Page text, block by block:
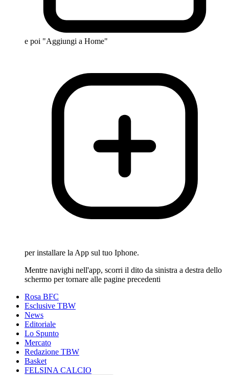
e poi "Aggiungi a Home"
per installare la App sul tuo Iphone.
Mentre navighi nell'app, scorri il dito da sinistra a destra dello
schermo per tornare alle pagine precedenti
Rosa BFC
Esclusive TBW
News
Editoriale
Lo Spunto
Mercato
Redazione TBW
Basket
FELSINA CALCIO